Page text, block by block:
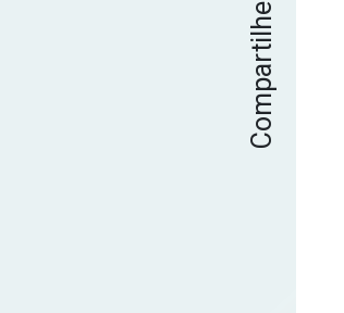
Compartilhe